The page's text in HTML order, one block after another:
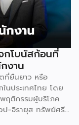
ากขยายธุรกิจสู่
ไปไม่ถึงเป้าหมาย
ยวชาญเฉพาะด้าน
และการเริ่มต้นผิด
จึงออกแบบ
ยวกัน แทนที่จะให้
ความรู้และความ
ห้ได้มาตรฐาน
การบริการตลอด
บุคลากรพร้อมให้
กค้าและการตลาด
กโบนัสก้อนที่
งาน
ที่ยืนยาว หรือ
นประเทศไทย โดย
ฤติกรรมผู้บริโภค
-จิรายุส ทรัพย์ศรี